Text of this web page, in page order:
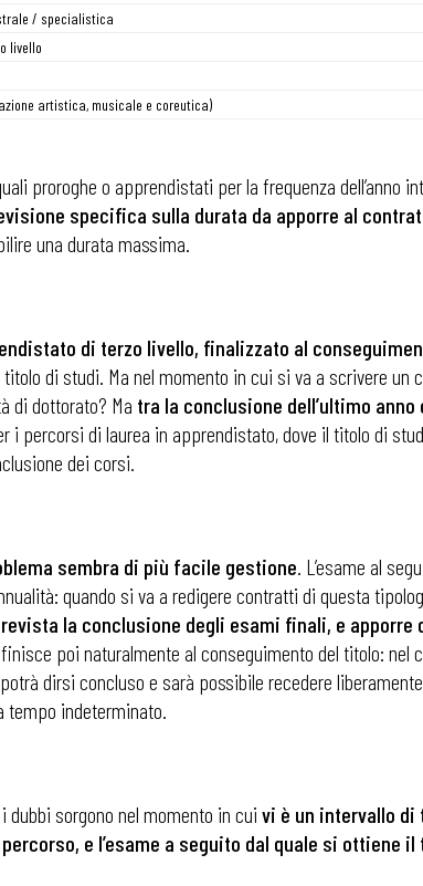
/ specialistica
livello
artistica, musicale e coreutica)
proroghe o apprendistati per la frequenza dell’anno
specifica sulla durata da apporre al
una durata massima.
di terzo livello, finalizzato al
di studi. Ma nel momento in cui si va a scrivere un
di dottorato? Ma tra la conclusione dell’ultimo
i percorsi di laurea in apprendistato, dove il titolo di
dei corsi.
sembra di più facile gestione. L’esame al
quando si va a redigere contratti di questa
la conclusione degli esami finali, e apporre
poi naturalmente al conseguimento del titolo: nel
dirsi concluso e sarà possibile recedere
tempo indeterminato.
i dubbi sorgono nel momento in cui vi è un intervallo di
e l’esame a seguito dal quale si